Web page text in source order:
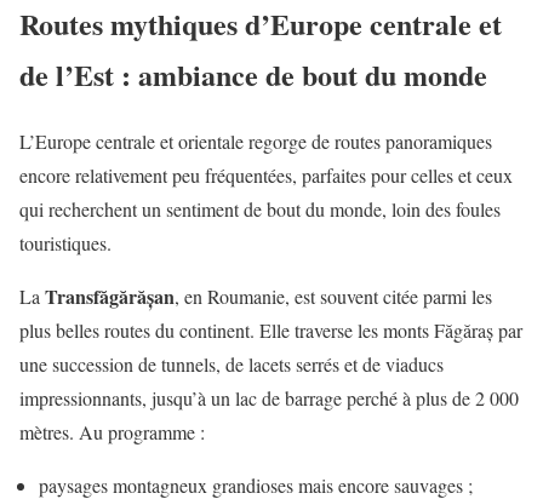
Routes mythiques d’Europe centrale et
de l’Est : ambiance de bout du monde
L’Europe centrale et orientale regorge de routes panoramiques
encore relativement peu fréquentées, parfaites pour celles et ceux
qui recherchent un sentiment de bout du monde, loin des foules
touristiques.
La Transfăgărășan, en Roumanie, est souvent citée parmi les
plus belles routes du continent. Elle traverse les monts Făgăraș par
une succession de tunnels, de lacets serrés et de viaducs
impressionnants, jusqu’à un lac de barrage perché à plus de 2 000
mètres. Au programme :
paysages montagneux grandioses mais encore sauvages ;